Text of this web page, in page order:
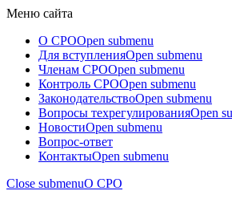
Меню сайта
О СРОOpen submenu
Для вступленияOpen submenu
Членам СРОOpen submenu
Контроль СРОOpen submenu
ЗаконодательствоOpen submenu
Вопросы техрегулированияOpen
НовостиOpen submenu
Вопрос-ответ
КонтактыOpen submenu
Close submenuО СРО